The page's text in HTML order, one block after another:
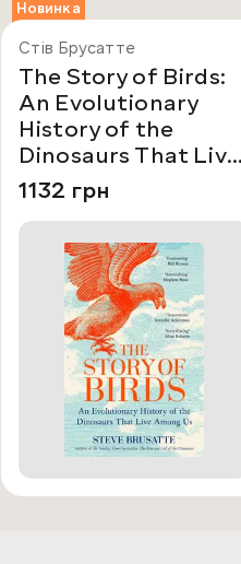
Новинка
Стів Брусатте
The Story of Birds:
An Evolutionary
History of the
Dinosaurs That Live
Among Us
1132 грн